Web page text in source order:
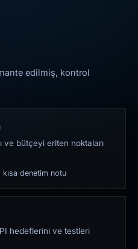
edilmiş, kontrol
ve bütçeyi eriten noktaları
denetim notu
hedeflerini ve testleri